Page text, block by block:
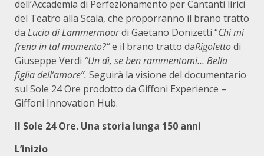
dell’Accademia di Perfezionamento per Cantanti lirici
del Teatro alla Scala, che proporranno il brano tratto
da Lucia di Lammermoordi Gaetano Donizetti “Chi mi
frena in tal momento?”e il brano tratto daRigolettodi
Giuseppe Verdi “Un dì, se ben rammentomi… Bella
figlia dell’amore”. Seguirà la visione del documentario
sul Sole 24 Ore prodotto da Giffoni Experience –
Giffoni Innovation Hub.
Il Sole 24 Ore. Una storia lunga 150 anni
L’inizio